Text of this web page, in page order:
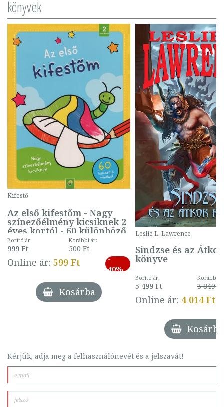
könyvek
Kifestő
Az első kifestőm - Nagy
színezőélmény kicsiknek 2
éves kortól - 60 különböző
mintával (gombás)
Borító ár:
999 Ft
Korábbi ár:
500 Ft
Online ár: 599 Ft
-
40%
Kosárba
Leslie L. Lawrence
Sindzse és az Átkok
könyve
Borító ár:
5 499 Ft
Korábbi
3 849 Ft
Online ár: 4 014 Ft
Kosárba
Kérjük, adja meg a felhasználónevét és a jelszavát!